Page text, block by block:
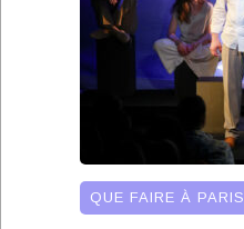
QUE FAIRE À PARIS